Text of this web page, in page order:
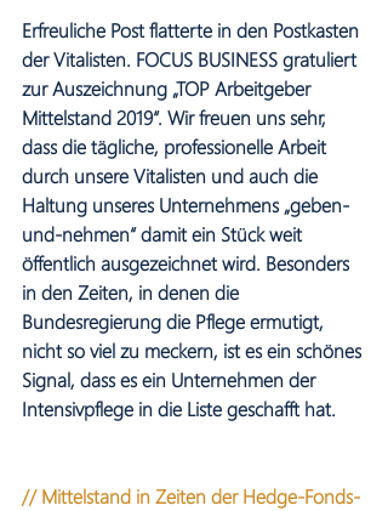
Erfreuliche Post flatterte in den Postkasten
der Vitalisten. FOCUS BUSINESS gratuliert
zur Auszeichnung „TOP Arbeitgeber
Mittelstand 2019“. Wir freuen uns sehr,
dass die tägliche, professionelle Arbeit
durch unsere Vitalisten und auch die
Haltung unseres Unternehmens „geben-
und-nehmen“ damit ein Stück weit
öffentlich ausgezeichnet wird. Besonders
in den Zeiten, in denen die
Bundesregierung die Pflege ermutigt,
nicht so viel zu meckern, ist es ein schönes
Signal, dass es ein Unternehmen der
Intensivpflege in die Liste geschafft hat.
// Mittelstand in Zeiten der Hedge-Fonds-